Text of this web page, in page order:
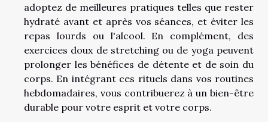
adoptez de meilleures pratiques telles que rester
hydraté avant et après vos séances, et éviter les
repas lourds ou l'alcool. En complément, des
exercices doux de stretching ou de yoga peuvent
prolonger les bénéfices de détente et de soin du
corps. En intégrant ces rituels dans vos routines
hebdomadaires, vous contribuerez à un bien-être
durable pour votre esprit et votre corps.